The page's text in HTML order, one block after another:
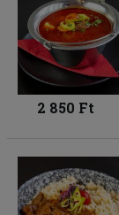
2 850 Ft